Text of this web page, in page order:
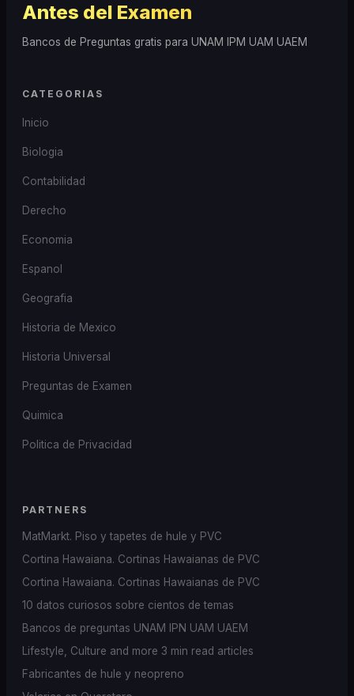
Antes del Examen
Bancos de Preguntas gratis para UNAM IPM UAM UAEM
CATEGORIAS
Inicio
Biologia
Contabilidad
Derecho
Economia
Espanol
Geografia
Historia de Mexico
Historia Universal
Preguntas de Examen
Quimica
Politica de Privacidad
PARTNERS
MatMarkt. Piso y tapetes de hule y PVC
Cortina Hawaiana. Cortinas Hawaianas de PVC
Cortina Hawaiana. Cortinas Hawaianas de PVC
10 datos curiosos sobre cientos de temas
Bancos de preguntas UNAM IPN UAM UAEM
Lifestyle, Culture and more 3 min read articles
Fabricantes de hule y neopreno